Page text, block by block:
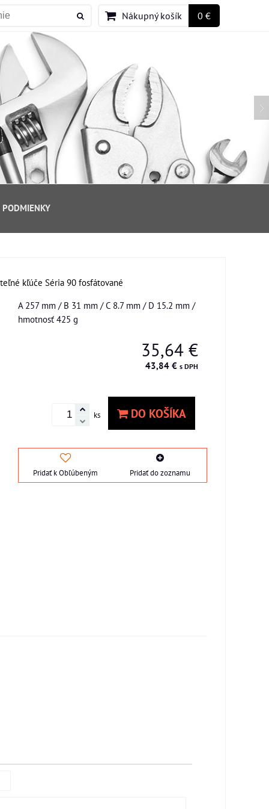
Nákupný košík 0 €
PODMIENKY
kľúče Séria 90 fosfátované
A 257 mm / B 31 mm / C 8.7 mm / D 15.2 mm /
hmotnosť 425 g
35,64 €
43,84 € s DPH
ks DO KOŠÍKA
Pridať k Obľúbeným Pridať do zoznamu